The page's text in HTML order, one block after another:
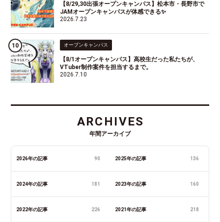
【8/29,30出張オープンキャンパス】松本市・長野市で
JAMオープンキャンパスが体感できる✨
2026.7.23
オープンキャンパス
【8/1オープンキャンパス】高校生だった私たちが、
VTuber制作案件を担当するまで。
2026.7.10
ARCHIVES
年間アーカイブ
2026年の記事 90 2025年の記事 136
2024年の記事 181 2023年の記事 160
2022年の記事 226 2021年の記事 218